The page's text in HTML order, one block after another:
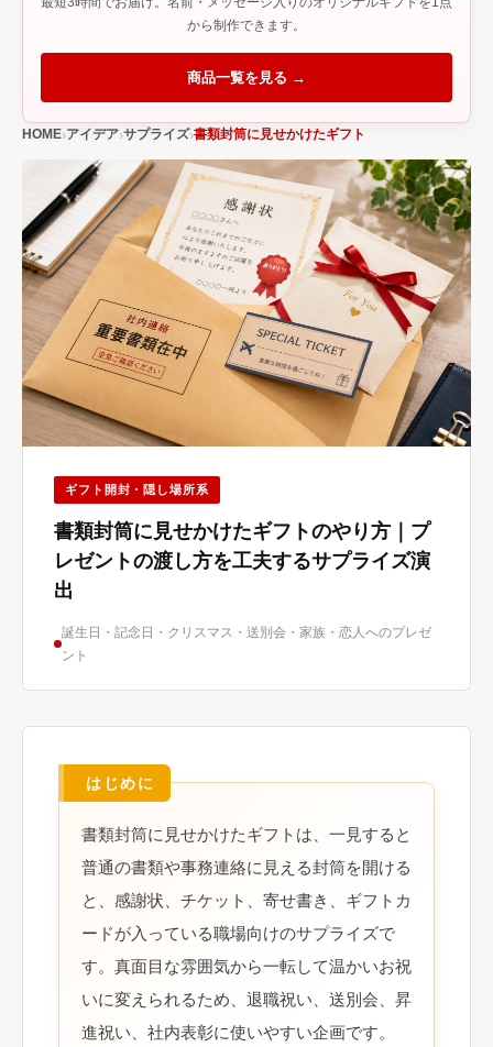
HOME アイデア サプライズ 書類封筒に見せかけたギフト
ギフト開封・隠し場所系
書類封筒に見せかけたギフトのやり方｜プ
レゼントの渡し方を工夫するサプライズ演
出
誕生日・記念日・クリスマス・送別会・家族・恋人へのプレゼ
ント
書類封筒に見せかけたギフトは、一見すると
普通の書類や事務連絡に見える封筒を開ける
と、感謝状、チケット、寄せ書き、ギフトカ
ードが入っている職場向けのサプライズで
す。真面目な雰囲気から一転して温かいお祝
いに変えられるため、退職祝い、送別会、昇
進祝い、社内表彰に使いやすい企画です。
から制作できます。
商品一覧を見る →